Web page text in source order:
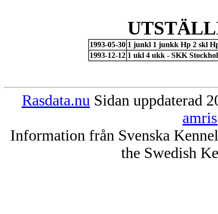
1993-05-30 1 junkl 1 junkk Hp 2 skl
1993-12-12 1 ukl 4 ukk - SKK
Rasdata.nu Sidan uppdaterad
Information från Svenska
the Swedish